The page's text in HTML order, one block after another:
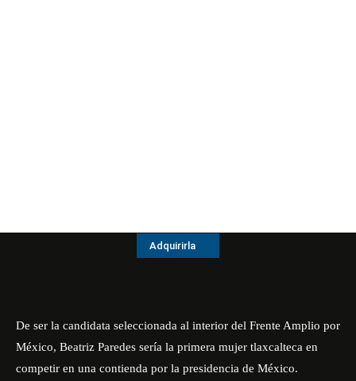
Adquirirla
De ser la candidata seleccionada al interior del Frente Amplio por
México, Beatriz Paredes sería la primera mujer tlaxcalteca en
competir en una contienda por la presidencia de México.